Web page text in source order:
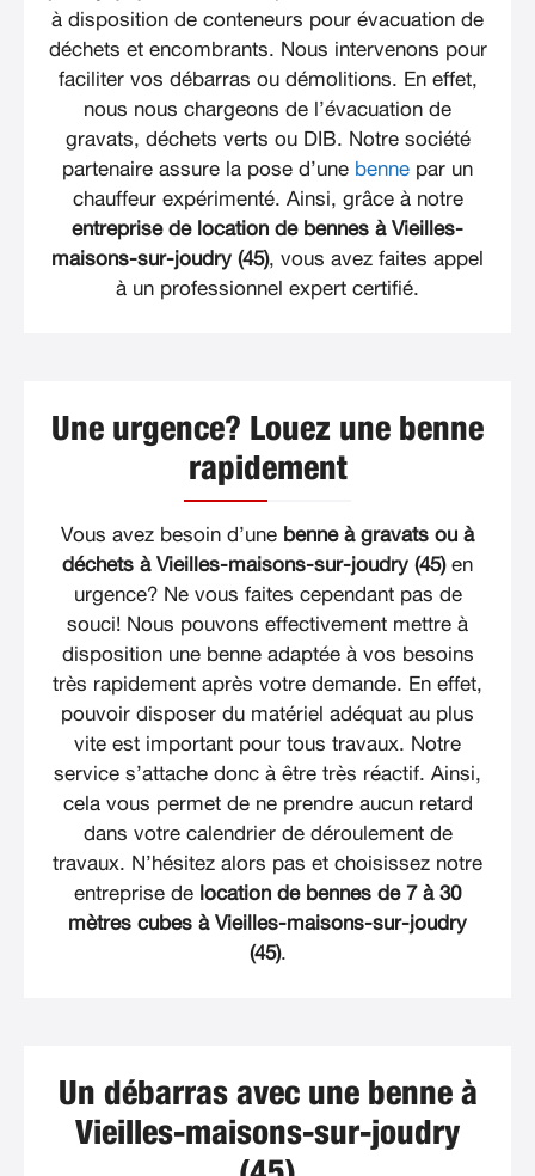
à disposition de conteneurs pour évacuation de
déchets et encombrants. Nous intervenons pour
faciliter vos débarras ou démolitions. En effet,
nous nous chargeons de l’évacuation de
gravats, déchets verts ou DIB. Notre société
partenaire assure la pose d’une benne par un
chauffeur expérimenté. Ainsi, grâce à notre
entreprise de location de bennes à Vieilles-
maisons-sur-joudry (45), vous avez faites appel
à un professionnel expert certifié.
Une urgence? Louez une benne
rapidement
Vous avez besoin d’une benne à gravats ou à
déchets à Vieilles-maisons-sur-joudry (45)en
urgence? Ne vous faites cependant pas de
souci! Nous pouvons effectivement mettre à
disposition une benne adaptée à vos besoins
très rapidement après votre demande. En effet,
pouvoir disposer du matériel adéquat au plus
vite est important pour tous travaux. Notre
service s’attache donc à être très réactif. Ainsi,
cela vous permet de ne prendre aucun retard
dans votre calendrier de déroulement de
travaux. N’hésitez alors pas et choisissez notre
entreprise de location de bennes de 7 à 30
mètres cubes à Vieilles-maisons-sur-joudry
(45).
Un débarras avec une benne à
Vieilles-maisons-sur-joudry